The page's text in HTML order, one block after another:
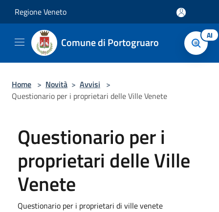
Regione Veneto
Comune di Portogruaro AI
Home > Novità > Avvisi >
Questionario per i proprietari delle Ville Venete
Questionario per i
proprietari delle Ville
Venete
Questionario per i proprietari di ville venete